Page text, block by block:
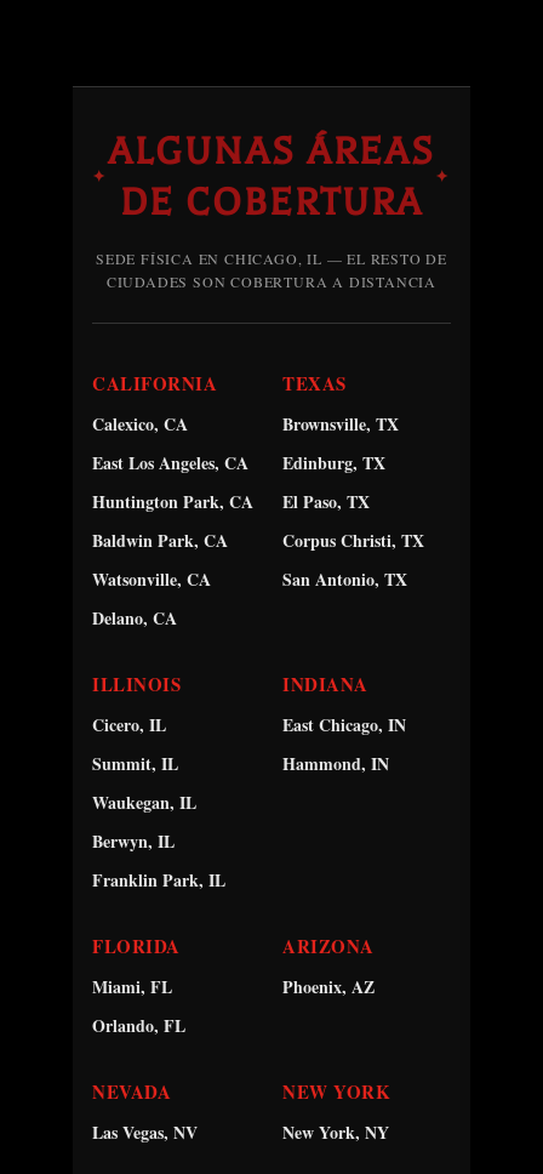
✦
ALGUNAS ÁREAS
DE COBERTURA
✦
SEDE FÍSICA EN CHICAGO, IL — EL RESTO DE
CIUDADES SON COBERTURA A DISTANCIA
CALIFORNIA
Calexico, CA
East Los Angeles, CA
Huntington Park, CA
Baldwin Park, CA
Watsonville, CA
Delano, CA
TEXAS
Brownsville, TX
Edinburg, TX
El Paso, TX
Corpus Christi, TX
San Antonio, TX
ILLINOIS
Cicero, IL
Summit, IL
Waukegan, IL
Berwyn, IL
Franklin Park, IL
INDIANA
East Chicago, IN
Hammond, IN
FLORIDA
Miami, FL
Orlando, FL
ARIZONA
Phoenix, AZ
NEVADA
Las Vegas, NV
NEW YORK
New York, NY